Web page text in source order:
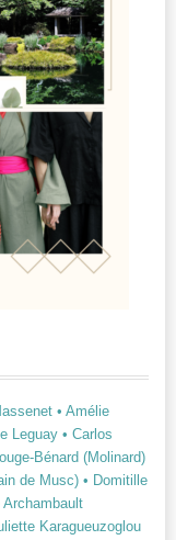
• Amélie
Leguay • Carlos
Bénard (Molinard)
de Musc) • Domitille
Archambault
Karagueuzoglou